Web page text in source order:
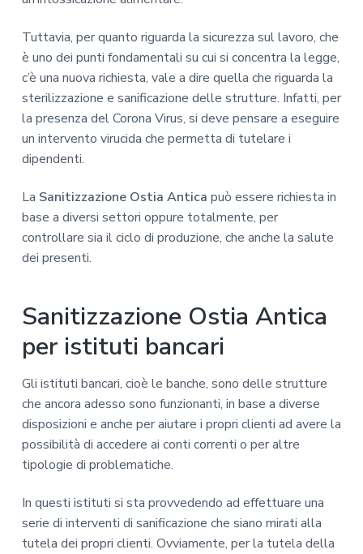
Tuttavia, per quanto riguarda la sicurezza sul lavoro, che
è uno dei punti fondamentali su cui si concentra la legge,
c’è una nuova richiesta, vale a dire quella che riguarda la
sterilizzazione e sanificazione delle strutture. Infatti, per
la presenza del Corona Virus, si deve pensare a eseguire
un intervento virucida che permetta di tutelare i
dipendenti.
La Sanitizzazione Ostia Antica può essere richiesta in
base a diversi settori oppure totalmente, per
controllare sia il ciclo di produzione, che anche la salute
dei presenti.
Sanitizzazione Ostia Antica
per istituti bancari
Gli istituti bancari, cioè le banche, sono delle strutture
che ancora adesso sono funzionanti, in base a diverse
disposizioni e anche per aiutare i propri clienti ad avere la
possibilità di accedere ai conti correnti o per altre
tipologie di problematiche.
In questi istituti si sta provvedendo ad effettuare una
serie di interventi di sanificazione che siano mirati alla
tutela dei propri clienti. Ovviamente, per la tutela della